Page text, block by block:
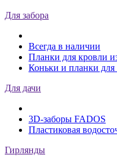
Для забора
Всегда в наличии
Планки для кровли
Коньки и планки
Для дачи
3D-заборы FADOS
Пластиковая
Гирлянды